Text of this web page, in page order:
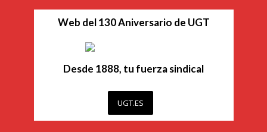
Web del 130 Aniversario de UGT
Desde 1888, tu fuerza sindical
UGT.ES